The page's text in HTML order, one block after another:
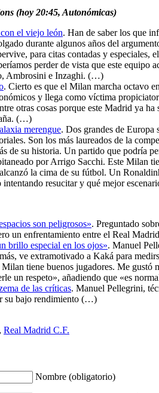
(hoy 20:45, Autonómicas)
el viejo león. Han de saber los que
durante algunos años del
para citas contadas y
perder de vista que este equipo
Ambrosini e Inzaghi. (…)
. Cierto es que el Milan marcha octavo
y llega como víctima
otras cosas porque este Madrid ya
(…)
merengue. Dos grandes de Europa
Son los más laureados de la
de su historia. Un partido que podría
por Arrigo Sacchi. Este Milan
la cima de su fútbol. Un
resucitar y qué mejor
son peligrosos». Preguntado
un enfrentamiento entre el Real
brillo especial en los ojos». Manuel
ve extramotivado a Kaká para
tiene buenos jugadores. Me gustó
un respeto», añadiendo que «es
de las críticas. Manuel Pellegrini,
su bajo rendimiento (…)
, Real Madrid C.F.
Nombre (obligatorio)